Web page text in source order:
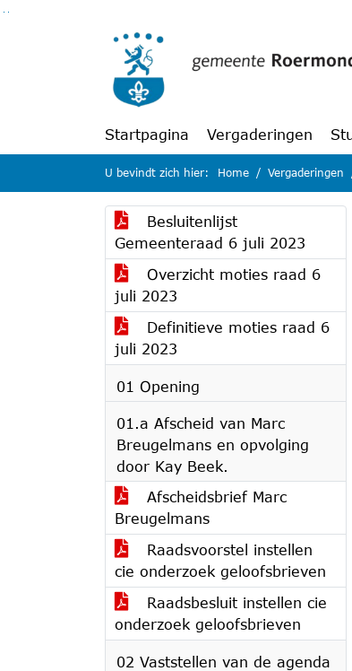
Startpagina Vergaderingen
U bevindt zich hier: Home Vergaderingen
Besluitenlijst
Gemeenteraad 6 juli 2023
Overzicht moties raad 6
juli 2023
Definitieve moties raad 6
juli 2023
01 Opening
01.a Afscheid van Marc
Breugelmans en opvolging
door Kay Beek.
Afscheidsbrief Marc
Breugelmans
Raadsvoorstel instellen
cie onderzoek geloofsbrieven
Raadsbesluit instellen cie
onderzoek geloofsbrieven
02 Vaststellen van de agenda